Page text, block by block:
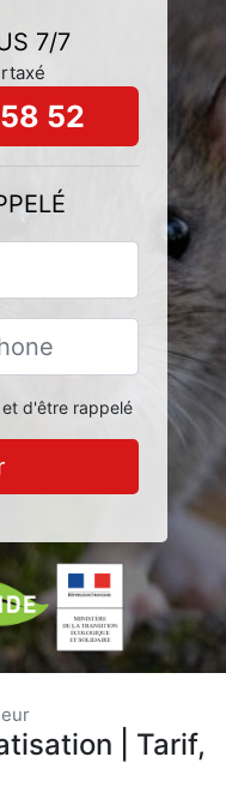
7/7
52
d'être rappelé
| Tarif,